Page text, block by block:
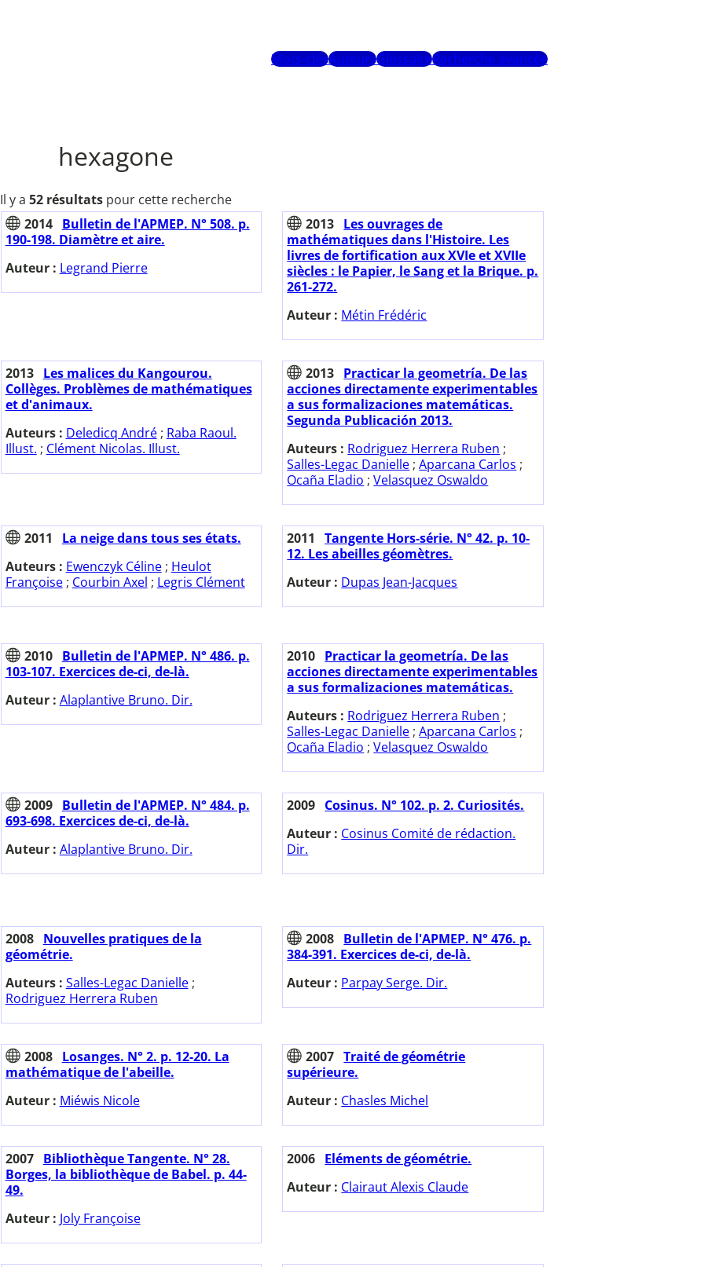
Mots-clésAuteursGlossaireRecherche avancée
hexagone
Il y a 52 résultatspour cette recherche
2014
Bulletin de l'APMEP. N° 508. p.
190-198. Diamètre et aire.
Auteur : Legrand Pierre
2013 Les ouvrages de
mathématiques dans l'Histoire. Les
livres de fortification aux XVIe et XVIIe
siècles : le Papier, le Sang et la Brique. p.
261-272.
Auteur : Métin Frédéric
2013
Les malices du Kangourou.
Collèges. Problèmes de mathématiques
et d'animaux.
Auteurs : Deledicq André; Raba Raoul.
Illust. ; Clément Nicolas. Illust.
2013 Practicar la geometría. De las
acciones directamente experimentables
a sus formalizaciones matemáticas.
Segunda Publicación 2013.
Auteurs : Rodriguez Herrera Ruben ;
Salles-Legac Danielle ;Aparcana Carlos ;
Ocaña Eladio ;Velasquez Oswaldo
2011
La neige dans tous ses états.
Auteurs : Ewenczyk Céline; Heulot
Françoise; Courbin Axel ; Legris Clément
2011
Tangente Hors-série. N° 42. p. 10-
12. Les abeilles géomètres.
Auteur : Dupas Jean-Jacques
2010
Bulletin de l'APMEP. N° 486. p.
103-107. Exercices de-ci, de-là.
Auteur : Alaplantive Bruno. Dir.
2010 Practicar la geometría. De las
acciones directamente experimentables
a sus formalizaciones matemáticas.
Auteurs : Rodriguez Herrera Ruben ;
Salles-Legac Danielle ;Aparcana Carlos ;
Ocaña Eladio ;Velasquez Oswaldo
2009
Bulletin de l'APMEP. N° 484. p.
693-698. Exercices de-ci, de-là.
Auteur : Alaplantive Bruno. Dir.
2009 Cosinus. N° 102. p. 2. Curiosités.
Auteur : Cosinus Comité de rédaction.
Dir.
2008
Nouvelles pratiques de la
géométrie.
Auteurs : Salles-Legac Danielle;
Rodriguez Herrera Ruben
2008 Bulletin de l'APMEP. N° 476. p.
384-391. Exercices de-ci, de-là.
Auteur : Parpay Serge. Dir.
2008
Losanges. N° 2. p. 12-20. La
mathématique de l'abeille.
Auteur : Miéwis Nicole
2007 Traité de géométrie
supérieure.
Auteur : Chasles Michel
2007
Bibliothèque Tangente. N° 28.
Borges, la bibliothèque de Babel. p. 44-
49.
Auteur : Joly Françoise
2006 Eléments de géométrie.
Auteur : Clairaut Alexis Claude